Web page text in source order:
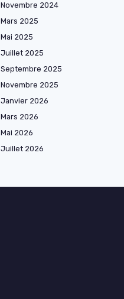
Novembre 2024
Mars 2025
Mai 2025
Juillet 2025
Septembre 2025
Novembre 2025
Janvier 2026
Mars 2026
Mai 2026
Juillet 2026